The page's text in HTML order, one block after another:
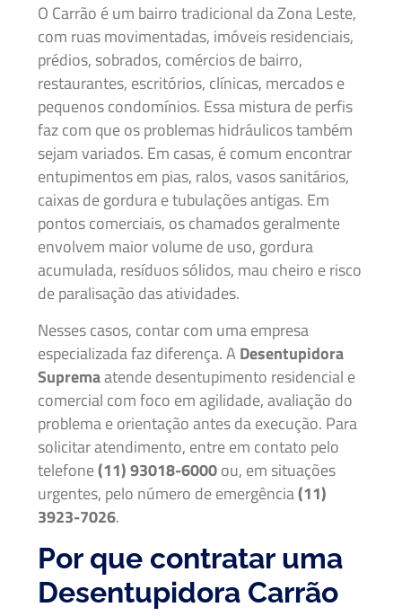
O Carrão é um bairro tradicional da Zona Leste,
com ruas movimentadas, imóveis residenciais,
prédios, sobrados, comércios de bairro,
restaurantes, escritórios, clínicas, mercados e
pequenos condomínios. Essa mistura de perfis
faz com que os problemas hidráulicos também
sejam variados. Em casas, é comum encontrar
entupimentos em pias, ralos, vasos sanitários,
caixas de gordura e tubulações antigas. Em
pontos comerciais, os chamados geralmente
envolvem maior volume de uso, gordura
acumulada, resíduos sólidos, mau cheiro e risco
de paralisação das atividades.
Nesses casos, contar com uma empresa
especializada faz diferença. A Desentupidora
Supremaatende desentupimento residencial e
comercial com foco em agilidade, avaliação do
problema e orientação antes da execução. Para
solicitar atendimento, entre em contato pelo
telefone(11) 93018-6000ou, em situações
urgentes, pelo número de emergência(11)
3923-7026.
Por que contratar uma
Desentupidora Carrão